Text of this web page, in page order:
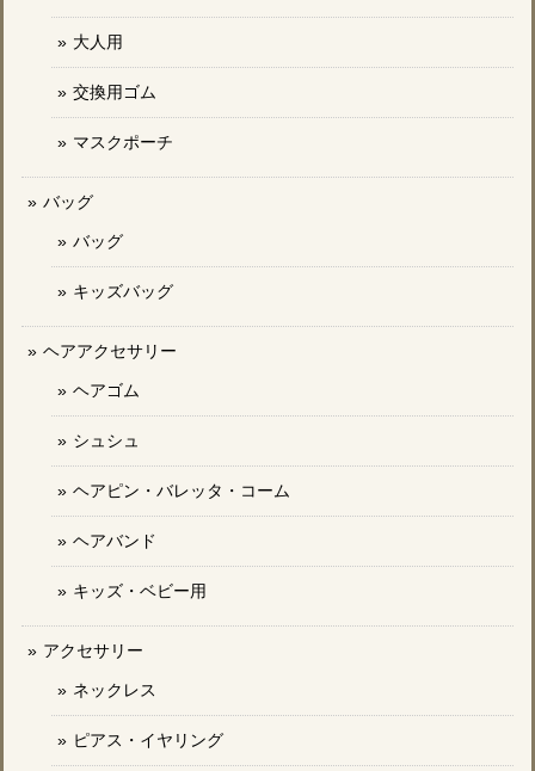
大人用
交換用ゴム
マスクポーチ
バッグ
バッグ
キッズバッグ
ヘアアクセサリー
ヘアゴム
シュシュ
ヘアピン・バレッタ・コーム
ヘアバンド
キッズ・ベビー用
アクセサリー
ネックレス
ピアス・イヤリング